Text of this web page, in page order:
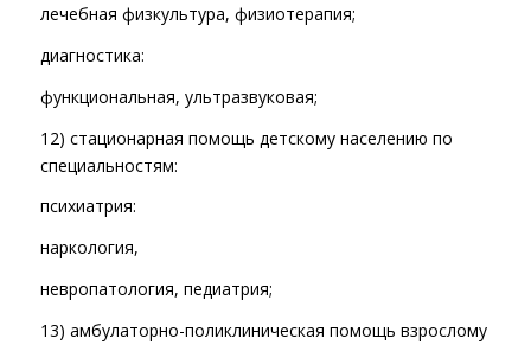
лечебная физкультура, физиотерапия;
диагностика:
функциональная, ультразвуковая;
12) стационарная помощь детскому населению по
специальностям:
психиатрия:
наркология,
невропатология, педиатрия;
13) амбулаторно-поликлиническая помощь взрослому